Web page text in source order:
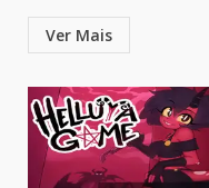
Ver Mais